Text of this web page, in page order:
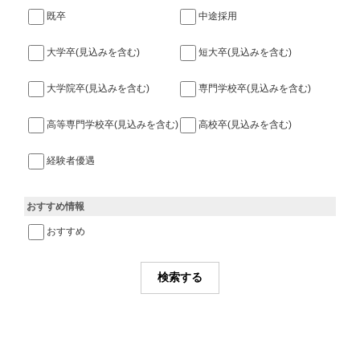
既卒 中途採用
大学卒(見込みを含む) 短大卒(見込みを含む)
大学院卒(見込みを含む) 専門学校卒(見込みを含む)
高等専門学校卒(見込みを含む) 高校卒(見込みを含む)
経験者優遇
おすすめ情報
おすすめ